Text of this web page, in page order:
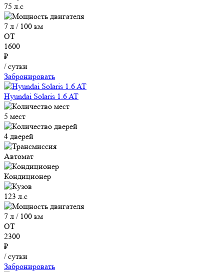
75 л.с
7 л / 100 км
ОТ
1600
₽
/ сутки
Забронировать
Hyundai Solaris 1.6 AT
5 мест
4 дверей
Автомат
Кондиционер
123 л.с
7 л / 100 км
ОТ
2300
₽
/ сутки
Забронировать